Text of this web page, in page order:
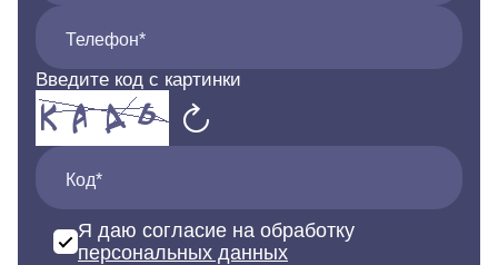
Телефон*
Введите код с картинки
Код*
Я даю согласие на обработку
персональных данных